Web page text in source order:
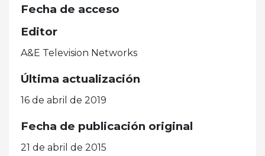
Fecha de acceso
Editor
A&E Television Networks
Última actualización
16 de abril de 2019
Fecha de publicación original
21 de abril de 2015